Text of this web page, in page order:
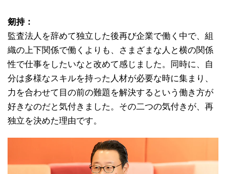
剱持：
監査法人を辞めて独立した後再び企業で働く中で、組
織の上下関係で働くよりも、さまざまな人と横の関係
性で仕事をしたいなと改めて感じました。同時に、自
分は多様なスキルを持った人材が必要な時に集まり、
力を合わせて目の前の難題を解決するという働き方が
好きなのだと気付きました。その二つの気付きが、再
独立を決めた理由です。